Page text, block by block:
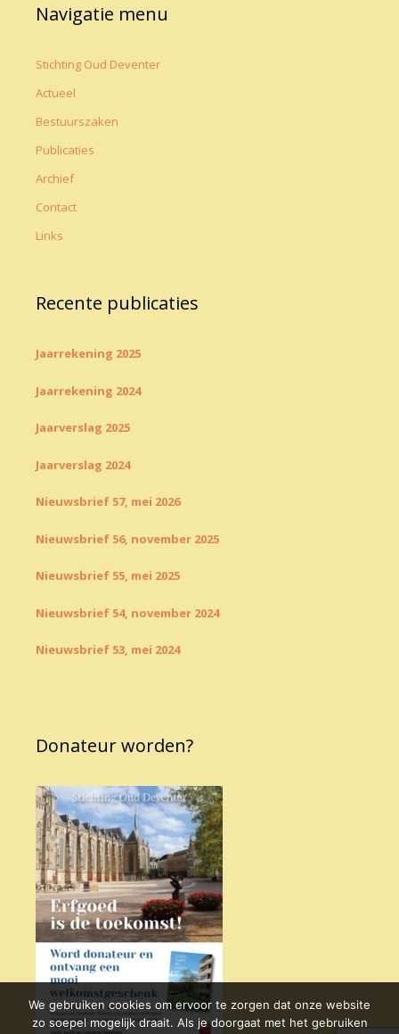
Navigatie menu
Stichting Oud Deventer
Actueel
Bestuurszaken
Publicaties
Archief
Contact
Links
Recente publicaties
Jaarrekening 2025
Jaarrekening 2024
Jaarverslag 2025
Jaarverslag 2024
Nieuwsbrief 57, mei 2026
Nieuwsbrief 56, november 2025
Nieuwsbrief 55, mei 2025
Nieuwsbrief 54, november 2024
Nieuwsbrief 53, mei 2024
Donateur worden?
We gebruiken cookies om ervoor te zorgen dat onze website
zo soepel mogelijk draait. Als je doorgaat met het gebruiken